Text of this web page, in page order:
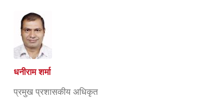
धनीराम शर्मा
प्रमुख प्रशासकीय अधिकृत